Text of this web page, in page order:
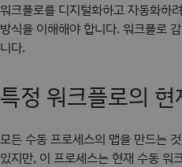
워크플로를 디지털화하고 자동화하
방식을 이해해야 합니다. 워크플로
니다.
특정 워크플로의 현
모든 수동 프로세스의 맵을 만드는
있지만, 이 프로세스는 현재 수동 워